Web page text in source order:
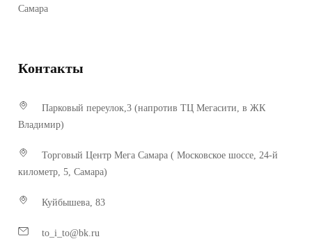
Самара
Контакты
Парковый переулок,3 (напротив ТЦ Мегасити, в ЖК
Владимир)
Торговый Центр Мега Самара ( Московское шоссе, 24-й
километр, 5, Самара)
Куйбышева, 83
to_i_to@bk.ru